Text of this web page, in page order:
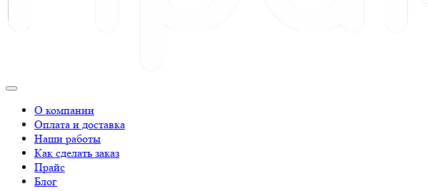
О компании
Оплата и доставка
Наши работы
Как сделать заказ
Прайс
Блог